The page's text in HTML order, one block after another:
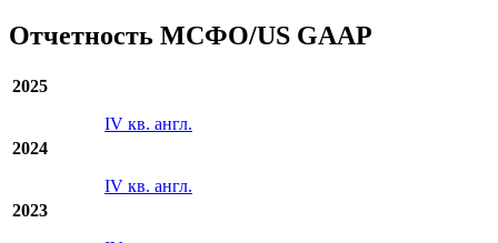
Отчетность МСФО/US GAAP
2025
IV кв. англ.
2024
IV кв. англ.
2023